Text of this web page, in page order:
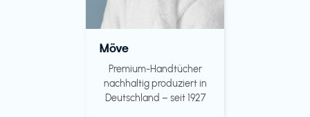
Möve
Premium-Handtücher
nachhaltig produziert in
Deutschland – seit 1927